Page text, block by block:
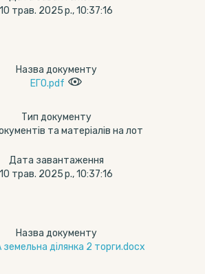
10 трав. 2025 р., 10:37:16
Назва документу
ЕГО.pdf
Тип документу
та матеріалів на лот
Дата завантаження
10 трав. 2025 р., 10:37:16
Назва документу
ділянка 2 торги.docx